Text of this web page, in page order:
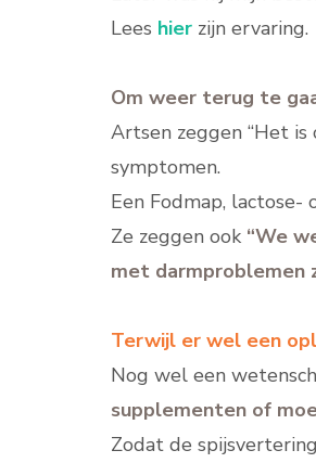
Lees hier zijn ervaring.
Om weer terug te
Artsen zeggen “Het
symptomen.
Een Fodmap,
Ze zeggen ook “We
met darmproblemen
Terwijl er wel een
Nog wel een
supplementen of
Zodat de